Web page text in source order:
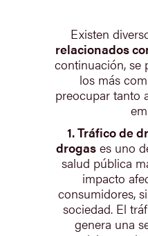
Existen
relacionados
continuación, se
los más
preocupar tanto
1. Tráfico de
drogases uno
salud pública
impacto
consumidores,
sociedad. El
genera una